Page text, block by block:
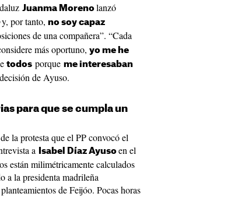
Juanma Moreno lanzó
y, por tanto, no soy capaz
de una compañera”. “Cada
más oportuno, yo me he
todos porque me interesaban
de Ayuso.
para que se cumpla un
la protesta que el PP convocó el
a
Isabel Díaz Ayuso en el
están milimétricamente calculados
a la presidenta madrileña
de Feijóo. Pocas horas